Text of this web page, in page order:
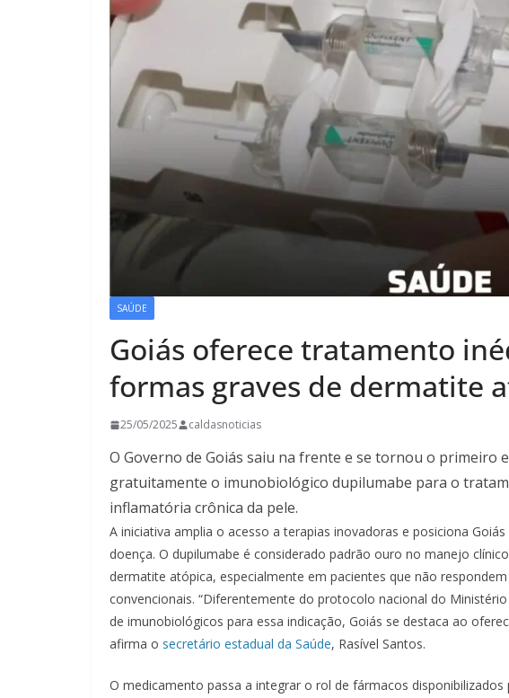
SAÚDE
Goiás oferece tratamento
formas graves de dermatite
25/05/2025 caldasnoticias
O Governo de Goiás saiu na frente e se tornou o primeiro
gratuitamente o imunobiológico dupilumabe para o
inflamatória crônica da pele.
A iniciativa amplia o acesso a terapias inovadoras e posiciona
doença. O dupilumabe é considerado padrão ouro no manejo
dermatite atópica, especialmente em pacientes que não
convencionais. “Diferentemente do protocolo nacional do
de imunobiológicos para essa indicação, Goiás se destaca ao
afirma o secretário estadual da Saúde, Rasível Santos.
O medicamento passa a integrar o rol de fármacos